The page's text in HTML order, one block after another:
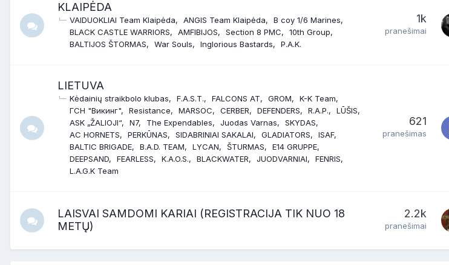
KLAIPĖDA
VAIDUOKLIAI Team Klaipėda ANGIS Team Klaipėda
B coy 1/6 Marines
BLACK CASTLE WARRIORS
AMFIBIJOS Section 8 PMC
10th Group
BALTIJOS ŠTORMAS
War Souls Inglorious Bastards P.A.K.
1k
pranešimai
LIETUVA
Kėdainių straikbolo klubas F.A.S.T. FALCONS AT GROM
K-K Team
ГСН "Викинг"
Resistance MARSOC CERBER DEFENDERS R.A.P.
LŪŠIS
ASK „ŽALIOJI“
N7 The Expendables Juodas Varnas
SKYDAS
AC HORNETS
PERKŪNAS SIDABRINIAI SAKALAI GLADIATORS
ISAF
BALTIC BRIGADE
B.A.D. TEAM LYCAN ŠTURMAS
E14 GRUPPE
DEEPSAND
FEARLESS K.A.O.S. BLACKWATER JUODVARNIAI
FENRIS
L.A.G.K Team
621
pranešimas
LAISVAI SAMDOMI KARIAI (REGISTRACIJA TIK NUO 18
METŲ)
2.2k
pranešimai